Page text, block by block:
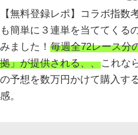
【無料登録レポ】コラボ指数
も簡単に３連単を当ててくる
みました！ 毎週全72レース分
拠」が提供される、、これな
の予想を数万円かけて購入す
感。